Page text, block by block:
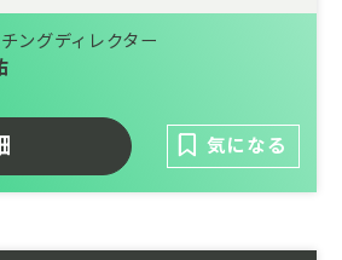
じて、高付加価値なサービ
で、クライアントのサステ
献します。
ングディレクター
気になる